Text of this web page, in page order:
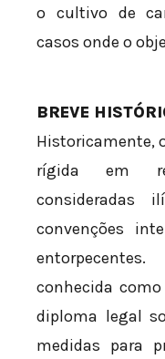
o cultivo de
casos onde o
BREVE
Historicamente,
rígida em
consideradas
convenções
conhecida
diploma legal
medidas para